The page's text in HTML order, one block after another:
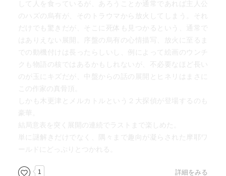
して人を食っているが、あろうことか通常であれば主人公
のハズの烏有が、そのトラウマから放火してしまう。それ
だけでも驚きだが、そこに死体も見つかるという、通常で
はありえない展開。序盤の烏有の心情描写、放火に至るま
での動機付けは長ったらしいし、例によって絵画のウンチ
クも物語の核ではあるかもしれないが、不必要なほど長い
のが玉にキズだが、中盤からの話の展開とヒネリはまさに
この作家の真骨頂。
しかも木更津とメルカトルという２大探偵が登場するのも
結局意表を突く展開の連続でラストまで楽しめた。
単に謎解きだけでなく、隅々まで趣向が凝らされた摩耶ワ
ールドにどっぷりとつかれる。
1 詳細をみる